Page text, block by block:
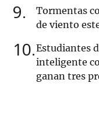
9
Tormentas
de viento
10 Estudiantes
inteligente
ganan tres